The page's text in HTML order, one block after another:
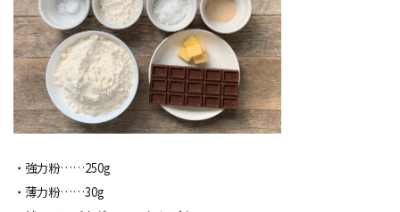
・強力粉……250g
・薄力粉……30g